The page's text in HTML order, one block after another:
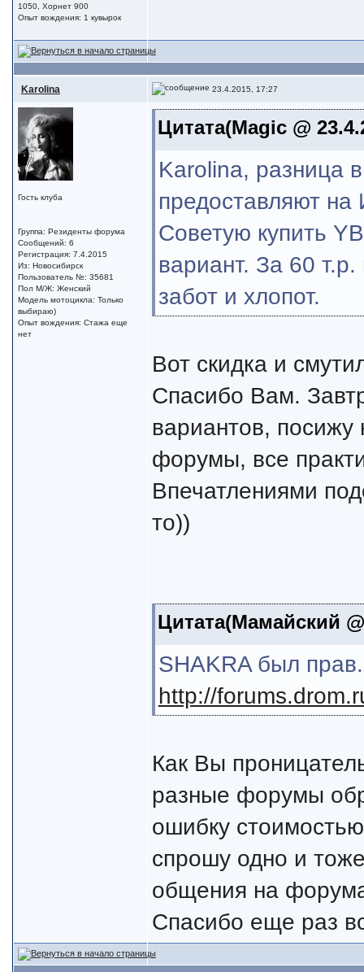
1050, Хорнет 900
Опыт вождения: 1 кувырок
Karolina 23.4.2015, 17:27
Гость клуба
Группа: Резиденты форума
Сообщений: 6
Регистрация: 7.4.2015
Из: Новосибирск
Пользователь №: 35681
Пол М/Ж: Женский
Модель мотоцикла: Только
выбираю)
Опыт вождения: Стажа еще
нет
Цитата(Magic @
Karolina, разница
предоставляют на
Советую купить
вариант. За 60
забот и хлопот.
Вот скидка и
Спасибо Вам.
вариантов,
форумы, все
Впечатлениями
то))
Цитата(Мамайский
SHAKRA был
http://
Как Вы
разные форумы
ошибку
спрошу одно и
общения на
Спасибо еще раз